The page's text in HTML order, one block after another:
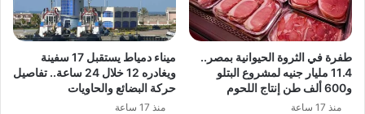
طفرة في الثروة الحيوانية بمصر..
11.4 مليار جنيه لمشروع البتلو
و600 ألف طن إنتاج اللحوم
منذ 17 ساعة
ميناء دمياط يستقبل 17 سفينة
ويغادره 12 خلال 24 ساعة.. تفاصيل
حركة البضائع والحاويات
منذ 17 ساعة